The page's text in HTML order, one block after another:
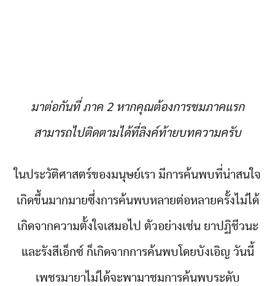
มาต่อกันที่ ภาค 2 หากคุณต้องการชมภาคแรก
สามารถไปติดตามได้ที่ลิงค์ท้ายบทความครับ
ในประวัติศาสตร์ของมนุษย์เรา มีการค้นพบที่น่าสนใจ
เกิดขึ้นมากมายซึ่งการค้นพบหลายต่อหลายครั้งไม่ได้
เกิดจากความตั้งใจเสมอไป ตัวอย่างเช่น ยาปฏิชีวนะ
และรังสีเอ็กซ์ ก็เกิดจากการค้นพบโดยบังเอิญ วันนี้
เพชรมายาไม่ได้จะพามาชมการค้นพบระดับ